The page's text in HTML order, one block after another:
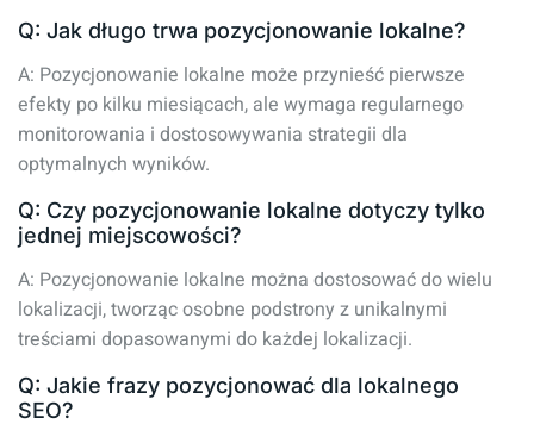
Q: Jak długo trwa pozycjonowanie lokalne?
A: Pozycjonowanie lokalne może przynieść pierwsze
efekty po kilku miesiącach, ale wymaga regularnego
monitorowania i dostosowywania strategii dla
optymalnych wyników.
Q: Czy pozycjonowanie lokalne dotyczy tylko
jednej miejscowości?
A: Pozycjonowanie lokalne można dostosować do wielu
lokalizacji, tworząc osobne podstrony z unikalnymi
treściami dopasowanymi do każdej lokalizacji.
Q: Jakie frazy pozycjonować dla lokalnego
SEO?